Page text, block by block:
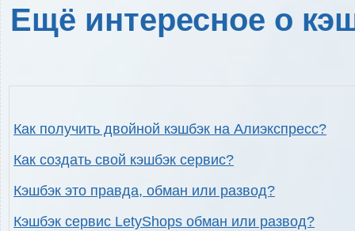
Ещё интересное о
Как получить двойной кэшбэк на Алиэкспресс?
Как создать свой кэшбэк сервис?
Кэшбэк это правда, обман или развод?
Кэшбэк сервис LetyShops обман или развод?